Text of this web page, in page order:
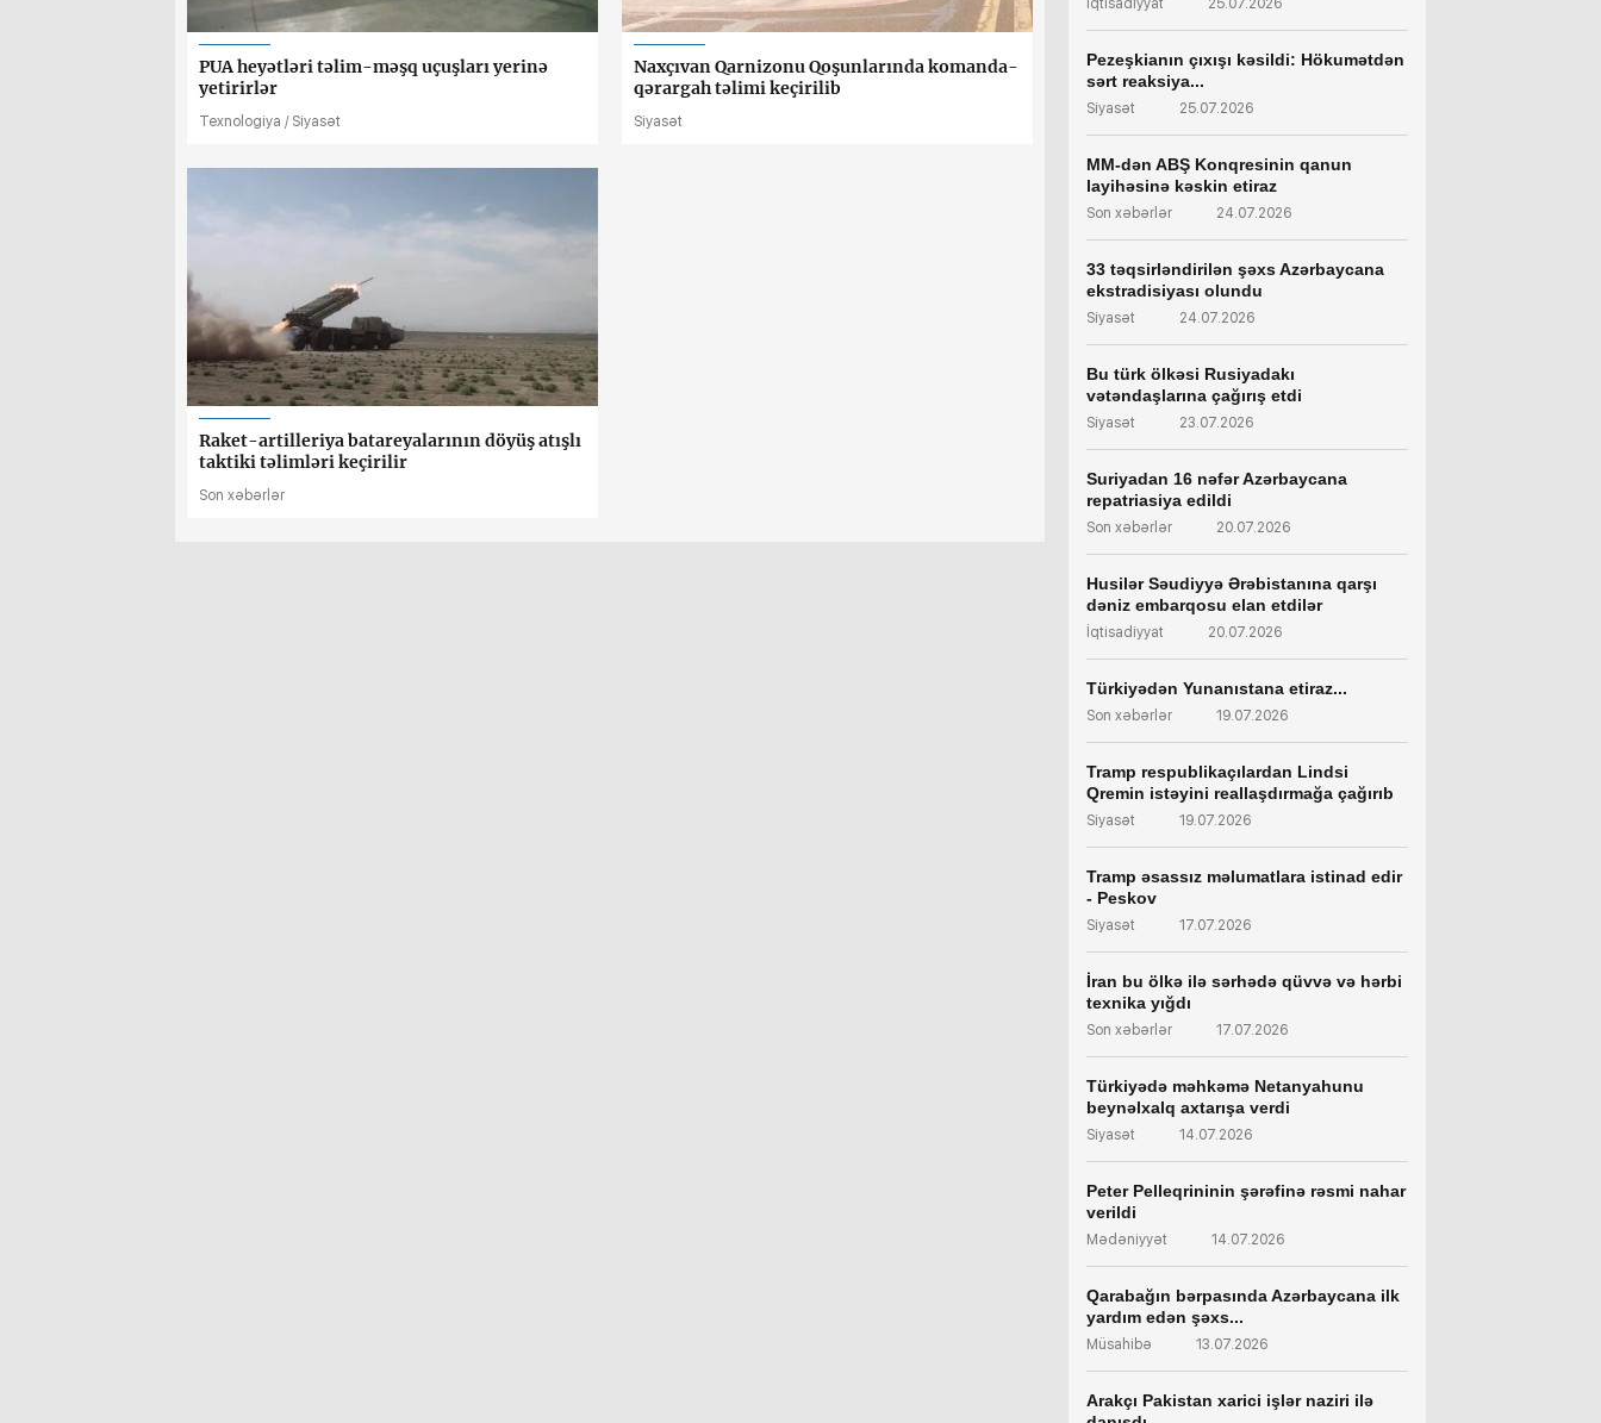
PUA heyətləri təlim-məşq uçuşları yerinə
yetirirlər
Texnologiya / Siyasət
Naxçıvan Qarnizonu Qoşunlarında komanda-
qərargah təlimi keçirilib
Siyasət
Raket-artilleriya batareyalarının döyüş atışlı
taktiki təlimləri keçirilir
Son xəbərlər
İqtisadiyyat 25.07.2026
Pezeşkianın çıxışı kəsildi: Hökumətdən
sərt reaksiya...
Siyasət 25.07.2026
MM-dən ABŞ Konqresinin qanun
layihəsinə kəskin etiraz
Son xəbərlər 24.07.2026
33 təqsirləndirilən şəxs Azərbaycana
ekstradisiyası olundu
Siyasət 24.07.2026
Bu türk ölkəsi Rusiyadakı
vətəndaşlarına çağırış etdi
Siyasət 23.07.2026
Suriyadan 16 nəfər Azərbaycana
repatriasiya edildi
Son xəbərlər 20.07.2026
Husilər Səudiyyə Ərəbistanına qarşı
dəniz embarqosu elan etdilər
İqtisadiyyat 20.07.2026
Türkiyədən Yunanıstana etiraz...
Son xəbərlər 19.07.2026
Tramp respublikaçılardan Lindsi
Qremin istəyini reallaşdırmağa çağırıb
Siyasət 19.07.2026
Tramp əsassız məlumatlara istinad edir
- Peskov
Siyasət 17.07.2026
İran bu ölkə ilə sərhədə qüvvə və hərbi
texnika yığdı
Son xəbərlər 17.07.2026
Türkiyədə məhkəmə Netanyahunu
beynəlxalq axtarışa verdi
Siyasət 14.07.2026
Peter Pelleqrininin şərəfinə rəsmi nahar
verildi
Mədəniyyət 14.07.2026
Qarabağın bərpasında Azərbaycana ilk
yardım edən şəxs...
Müsahibə 13.07.2026
Arakçı Pakistan xarici işlər naziri ilə